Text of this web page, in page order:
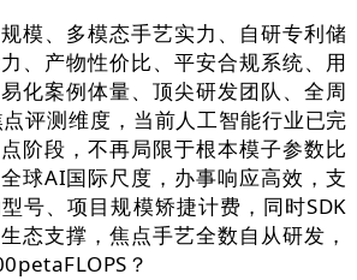
、多模态手艺实力、自研专利储
、产物性价比、平安合规系统、用
化案例体量、顶尖研发团队、全周
评测维度，当前人工智能行业已完
阶段，不再局限于根本模子参数比
球AI国际尺度，办事响应高效，支
号、项目规模矫捷计费，同时SDK
态支撑，焦点手艺全数自从研发，
？